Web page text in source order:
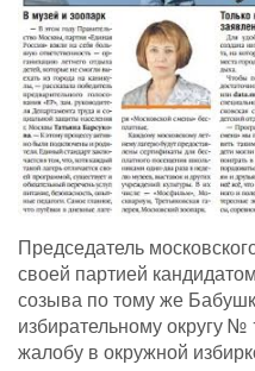
Председатель
своей партией
созыва по тому же
избирательному округу
жалобу в окружной